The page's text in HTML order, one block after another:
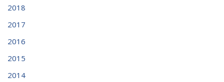
2018
2017
2016
2015
2014